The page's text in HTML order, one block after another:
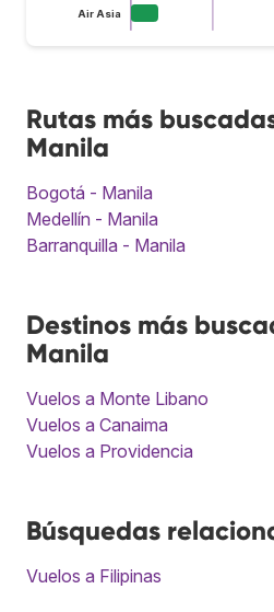
Air Asia
Rutas más
Manila
Bogotá - Manila
Medellín - Manila
Barranquilla - Manila
Destinos más
Manila
Vuelos a Monte Libano
Vuelos a Canaima
Vuelos a Providencia
Búsquedas
Vuelos a Filipinas